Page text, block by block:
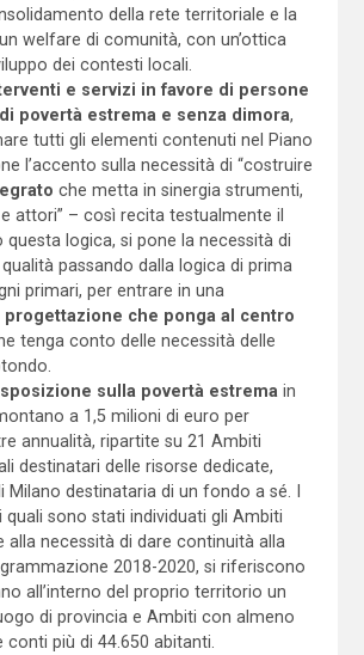
della rete territoriale e la
welfare di comunità, con un’ottica
dei contesti locali.
e servizi in favore di persone
povertà estrema e senza dimora,
tutti gli elementi contenuti nel Piano
l’accento sulla necessità di “costruire
che metta in sinergia strumenti,
attori” – così recita testualmente il
questa logica, si pone la necessità di
passando dalla logica di prima
primari, per entrare in una
progettazione che ponga al centro
tenga conto delle necessità delle
sulla povertà estrema in
a 1,5 milioni di euro per
annualità, ripartite su 21 Ambiti
destinatari delle risorse dedicate,
destinataria di un fondo a sé. I
quali sono stati individuati gli Ambiti
alla necessità di dare continuità alla
2018-2020, si riferiscono
all’interno del proprio territorio un
di provincia e Ambiti con almeno
conti più di 44.650 abitanti.